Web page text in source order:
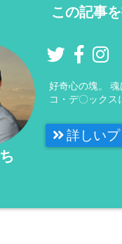
この記事
好奇心の塊。
コ・デ〇ック
詳しいプ